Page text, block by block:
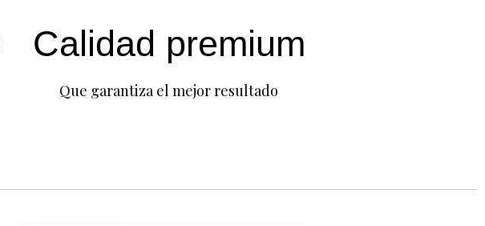
Calidad premium
Que garantiza el mejor resultado